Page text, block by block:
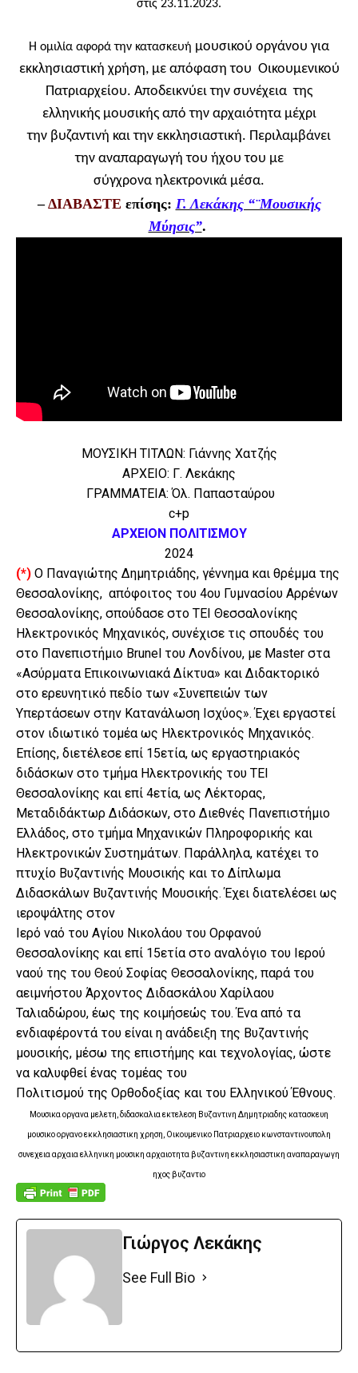
στις 23.11.2023.
Η ομιλία αφορά την κατασκευή μουσικού οργάνου για
εκκλησιαστική χρήση, με απόφαση του Οικουμενικού
Πατριαρχείου. Αποδεικνύει την συνέχειατης
ελληνικής μουσικής από την αρχαιότητα μέχρι
την βυζαντινή και την εκκλησιαστική. Περιλαμβάνει
την αναπαραγωγήτου ήχου του με
σύγχρονα ηλεκτρονικά μέσα.
–ΔΙΑΒΑΣΤΕ επίσης: Γ. Λεκάκης “¨Μουσικής
Μύησις”.
ΜΟΥΣΙΚΗ ΤΙΤΛΩΝ: Γιάννης Χατζής
ΑΡΧΕΙΟ: Γ. Λεκάκης
ΓΡΑΜΜΑΤΕΙΑ: Όλ. Παπασταύρου
c+p
ΑΡΧΕΙΟΝ ΠΟΛΙΤΙΣΜΟΥ
2024
(*) Ο Παναγιώτης Δημητριάδης, γέννημα και θρέμμα της
Θεσσαλονίκης, απόφοιτος του 4ου Γυμνασίου Αρρένων
Θεσσαλονίκης, σπούδασε στο ΤΕΙ Θεσσαλονίκης
Ηλεκτρονικός Μηχανικός, συνέχισε τις σπουδές του
στο Πανεπιστήμιο Brunel του Λονδίνου, με Master στα
«Ασύρματα Επικοινωνιακά Δίκτυα» και Διδακτορικό
στο ερευνητικό πεδίο των «Συνεπειών των
Υπερτάσεων στην Κατανάλωση Ισχύος». Έχει εργαστεί
στον ιδιωτικό τομέα ως Ηλεκτρονικός Μηχανικός.
Επίσης, διετέλεσε επί 15ετία, ως εργαστηριακός
διδάσκων στο τμήμα Ηλεκτρονικής του ΤΕΙ
Θεσσαλονίκης και επί 4ετία, ως Λέκτορας,
Μεταδιδάκτωρ Διδάσκων, στο Διεθνές Πανεπιστήμιο
Ελλάδος, στο τμήμα Μηχανικών Πληροφορικής και
Ηλεκτρονικών Συστημάτων. Παράλληλα, κατέχει το
πτυχίο Βυζαντινής Μουσικής και το Δίπλωμα
Διδασκάλων Βυζαντινής Μουσικής. Έχει διατελέσει ως
ιεροψάλτης στον
Ιερό ναό του Αγίου Νικολάου του Ορφανού
Θεσσαλονίκης και επί 15ετία στο αναλόγιο του Ιερού
ναού της του Θεού Σοφίας Θεσσαλονίκης, παρά του
αειμνήστου Άρχοντος Διδασκάλου Χαρίλαου
Ταλιαδώρου, έως της κοιμήσεώς του. Ένα από τα
ενδιαφέροντά του είναι η ανάδειξη της Βυζαντινής
μουσικής, μέσω της επιστήμης και τεχνολογίας, ώστε
να καλυφθεί ένας τομέας του
Πολιτισμού της Ορθοδοξίας και του Ελληνικού Έθνους.
Μουσικα οργανα μελετη, διδασκαλια εκτελεση Βυζαντινη Δημητριαδης κατασκευη
μουσικο οργανο εκκλησιαστικη χρηση, Οικουμενικο Πατριαρχειο κωνσταντινουπολη
συνεχεια αρχαια ελληνικη μουσικη αρχαιοτητα βυζαντινη εκκλησιαστικη αναπαραγωγη
ηχος βυζαντιο
Γιώργος Λεκάκης
See Full Bio